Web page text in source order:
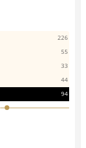
226
55
33
44
94